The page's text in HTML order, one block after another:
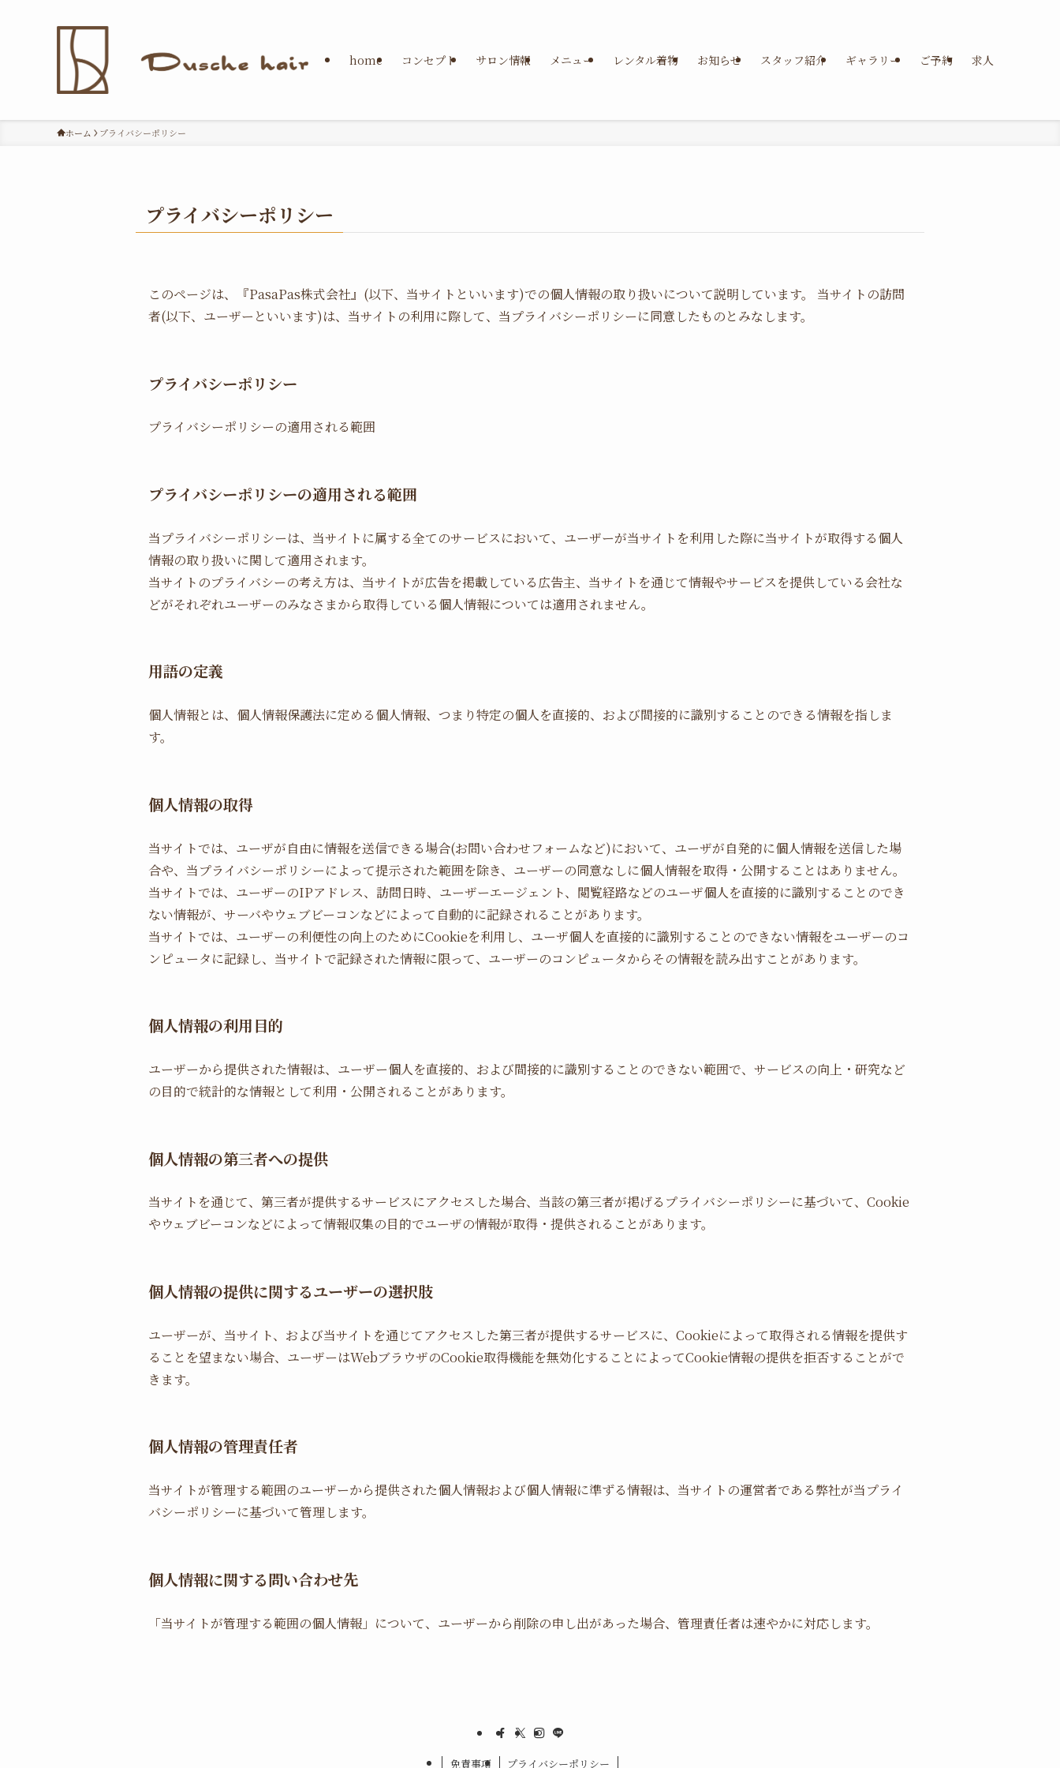
home コンセプト サロン情報 メニュー レンタル着物 お知らせ スタッフ紹介 ギャラリー ご予約 求人
ホーム プライバシーポリシー
プライバシーポリシー
このページは、『PasaPas株式会社』(以下、当サイトといいます)での個人情報の取り扱いについて説明しています。 当サイトの訪問
者(以下、ユーザーといいます)は、当サイトの利用に際して、当プライバシーポリシーに同意したものとみなします。
プライバシーポリシー
プライバシーポリシーの適用される範囲
プライバシーポリシーの適用される範囲
当プライバシーポリシーは、当サイトに属する全てのサービスにおいて、ユーザーが当サイトを利用した際に当サイトが取得する個人
情報の取り扱いに関して適用されます。
当サイトのプライバシーの考え方は、当サイトが広告を掲載している広告主、当サイトを通じて情報やサービスを提供している会社な
どがそれぞれユーザーのみなさまから取得している個人情報については適用されません。
用語の定義
個人情報とは、個人情報保護法に定める個人情報、つまり特定の個人を直接的、および間接的に識別することのできる情報を指しま
す。
個人情報の取得
当サイトでは、ユーザが自由に情報を送信できる場合(お問い合わせフォームなど)において、ユーザが自発的に個人情報を送信した場
合や、当プライバシーポリシーによって提示された範囲を除き、ユーザーの同意なしに個人情報を取得・公開することはありません。
当サイトでは、ユーザーのIPアドレス、訪問日時、ユーザーエージェント、閲覧経路などのユーザ個人を直接的に識別することのでき
ない情報が、サーバやウェブビーコンなどによって自動的に記録されることがあります。
当サイトでは、ユーザーの利便性の向上のためにCookieを利用し、ユーザ個人を直接的に識別することのできない情報をユーザーのコ
ンピュータに記録し、当サイトで記録された情報に限って、ユーザーのコンピュータからその情報を読み出すことがあります。
個人情報の利用目的
ユーザーから提供された情報は、ユーザー個人を直接的、および間接的に識別することのできない範囲で、サービスの向上・研究など
の目的で統計的な情報として利用・公開されることがあります。
個人情報の第三者への提供
当サイトを通じて、第三者が提供するサービスにアクセスした場合、当該の第三者が掲げるプライバシーポリシーに基づいて、Cookie
やウェブビーコンなどによって情報収集の目的でユーザの情報が取得・提供されることがあります。
個人情報の提供に関するユーザーの選択肢
ユーザーが、当サイト、および当サイトを通じてアクセスした第三者が提供するサービスに、Cookieによって取得される情報を提供す
ることを望まない場合、ユーザーはWebブラウザのCookie取得機能を無効化することによってCookie情報の提供を拒否することがで
きます。
個人情報の管理責任者
当サイトが管理する範囲のユーザーから提供された個人情報および個人情報に準ずる情報は、当サイトの運営者である弊社が当プライ
バシーポリシーに基づいて管理します。
個人情報に関する問い合わせ先
「当サイトが管理する範囲の個人情報」について、ユーザーから削除の申し出があった場合、管理責任者は速やかに対応します。
免責事項 プライバシーポリシー